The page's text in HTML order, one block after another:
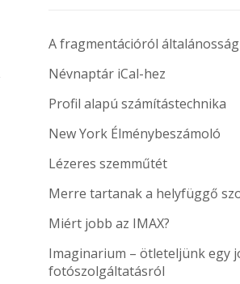
A fragmentációról
Névnaptár iCal-hez
Profil alapú számítástechnika
New York Élménybeszámoló
Lézeres szemműtét
Merre tartanak a helyfüggő
Miért jobb az IMAX?
Imaginarium – ötleteljünk egy
fotószolgáltatásról